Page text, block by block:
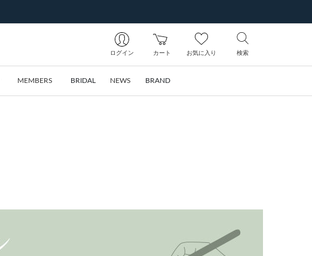
ログイン カート お気に入り 検索
MEMBERS BRIDAL NEWS BRAND